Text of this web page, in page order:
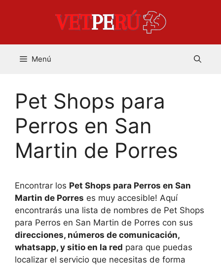
Menú
Pet Shops para
Perros en San
Martin de Porres
Encontrar los Pet Shops para Perros en San
Martin de Porres es muy accesible! Aquí
encontrarás una lista de nombres de Pet Shops
para Perros en San Martin de Porres con sus
direcciones, números de comunicación,
whatsapp, y sitio en la red para que puedas
localizar el servicio que necesitas de forma